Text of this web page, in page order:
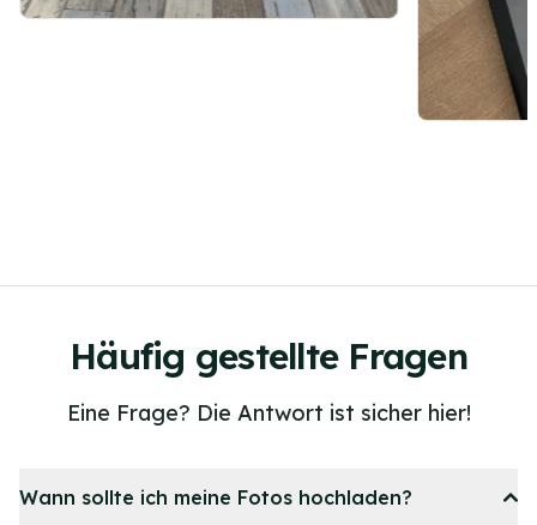
Häufig gestellte Fragen
Eine Frage? Die Antwort ist sicher hier!
Wann sollte ich meine Fotos hochladen?